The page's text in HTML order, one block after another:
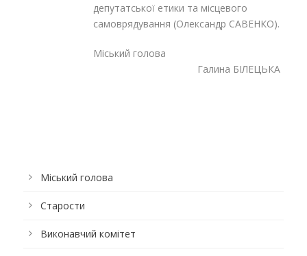
депутатської етики та місцевого
самоврядування (Олександр САВЕНКО).
Міський голова
Галина БІЛЕЦЬКА
Міський голова
Старости
Виконавчий комітет